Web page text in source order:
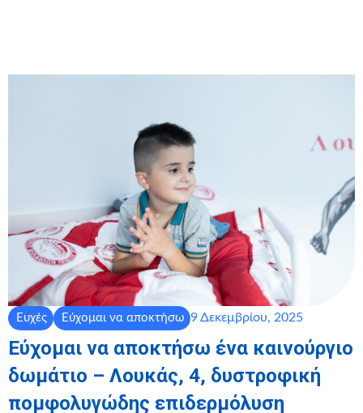
Ευχές Εύχομαι να αποκτήσω 9 Δεκεμβρίου, 2025
Εύχομαι να αποκτήσω ένα καινούργιο
δωμάτιο – Λουκάς, 4, δυστροφική
πομφολυγώδης επιδερμόλυση